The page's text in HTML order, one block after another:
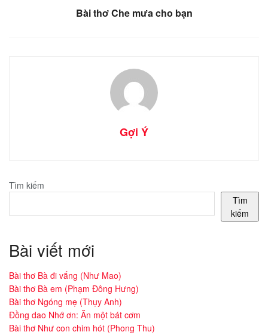
Bài thơ Che mưa cho bạn
Gợi Ý
Tìm kiếm
Tìm
kiếm
Bài viết mới
Bài thơ Bà đi vắng (Như Mao)
Bài thơ Bà em (Phạm Đông Hưng)
Bài thơ Ngóng mẹ (Thụy Anh)
Đồng dao Nhớ ơn: Ăn một bát cơm
Bài thơ Như con chim hót (Phong Thu)